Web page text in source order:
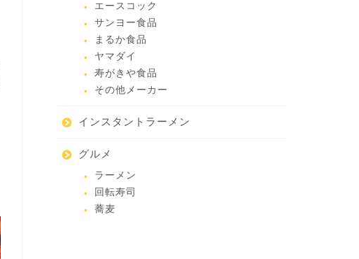
エースコック
サンヨー食品
まるか食品
ヤマダイ
寿がきや食品
その他メーカー
インスタントラーメン
グルメ
ラーメン
回転寿司
蕎麦